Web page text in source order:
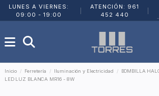
LUNES A VIERNES:
09:00 - 19:00
ATENCIÓN: 961
452 440
Inicio Ferretería Iluminación y Electricidad
BOMBILLA
LED LUZ BLANCA MR16 - 8W